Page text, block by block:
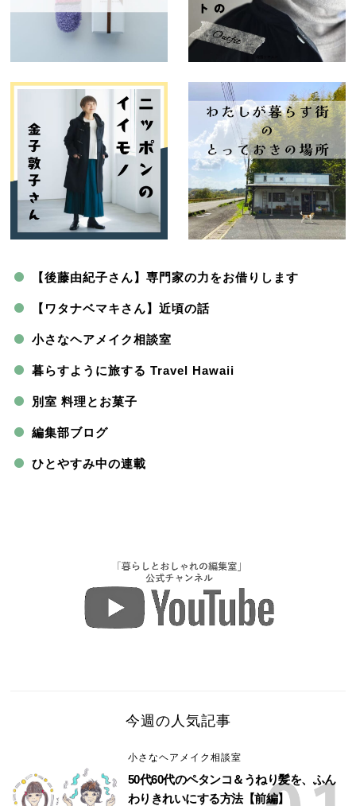
【後藤由紀子さん】専門家の力をお借りします
【ワタナベマキさん】近頃の話
小さなヘアメイク相談室
暮らすように旅する Travel Hawaii
別室 料理とお菓子
編集部ブログ
ひとやすみ中の連載
今週の人気記事
小さなヘアメイク相談室
50代60代のペタンコ＆うねり髪を、ふん
わりきれいにする方法【前編】